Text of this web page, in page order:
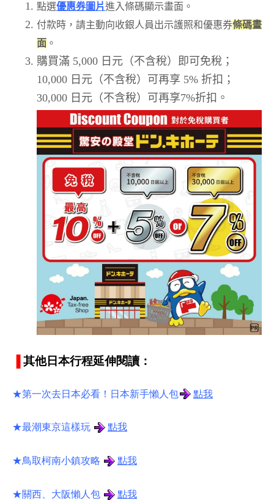
點選優惠券圖片進入條碼顯示畫面。
付款時，請主動向收銀人員出示護照和優惠券條碼畫
面 。
購買滿 5,000 日元（不含稅）即可免稅；
10,000 日元（不含稅）可再享 5% 折扣；
30,000 日元（不含稅）可再享7%折扣。
其他日本行程延伸閱讀：
★第一次去日本必看！日本新手懶人包 點我
★最潮東京這樣玩 點我
★鳥取柯南小鎮攻略 點我
★關西、大阪懶人包 點我